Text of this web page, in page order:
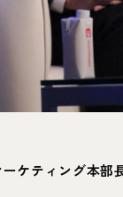
ケティング本部